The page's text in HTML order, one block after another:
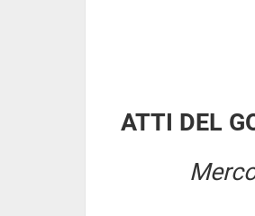
ATTI DEL